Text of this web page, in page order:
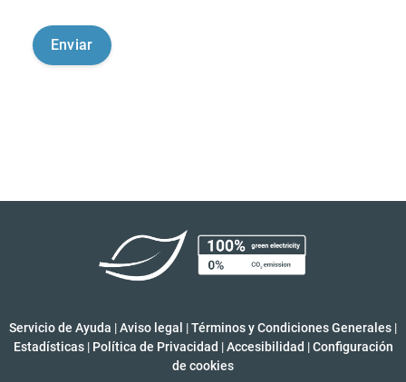
Servicio de Ayuda |Aviso legal |Términos y Condiciones Generales |
Estadísticas | Política de Privacidad | Accesibilidad | Configuración
de cookies